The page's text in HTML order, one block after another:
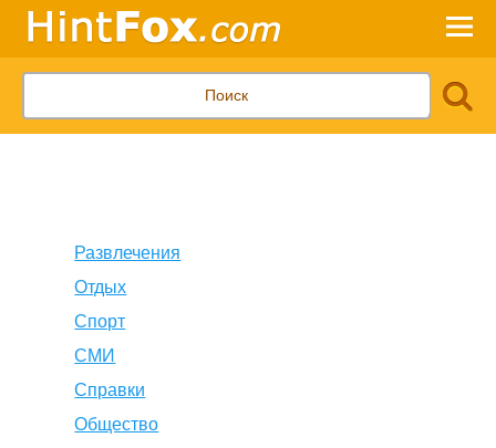
Развлечения
Отдых
Спорт
СМИ
Справки
Общество